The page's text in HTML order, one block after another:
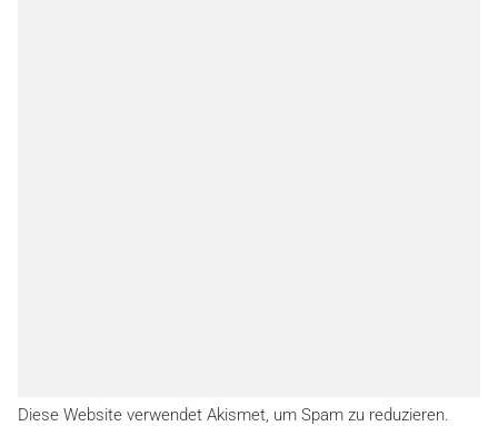
Diese Website verwendet Akismet, um Spam zu reduzieren.